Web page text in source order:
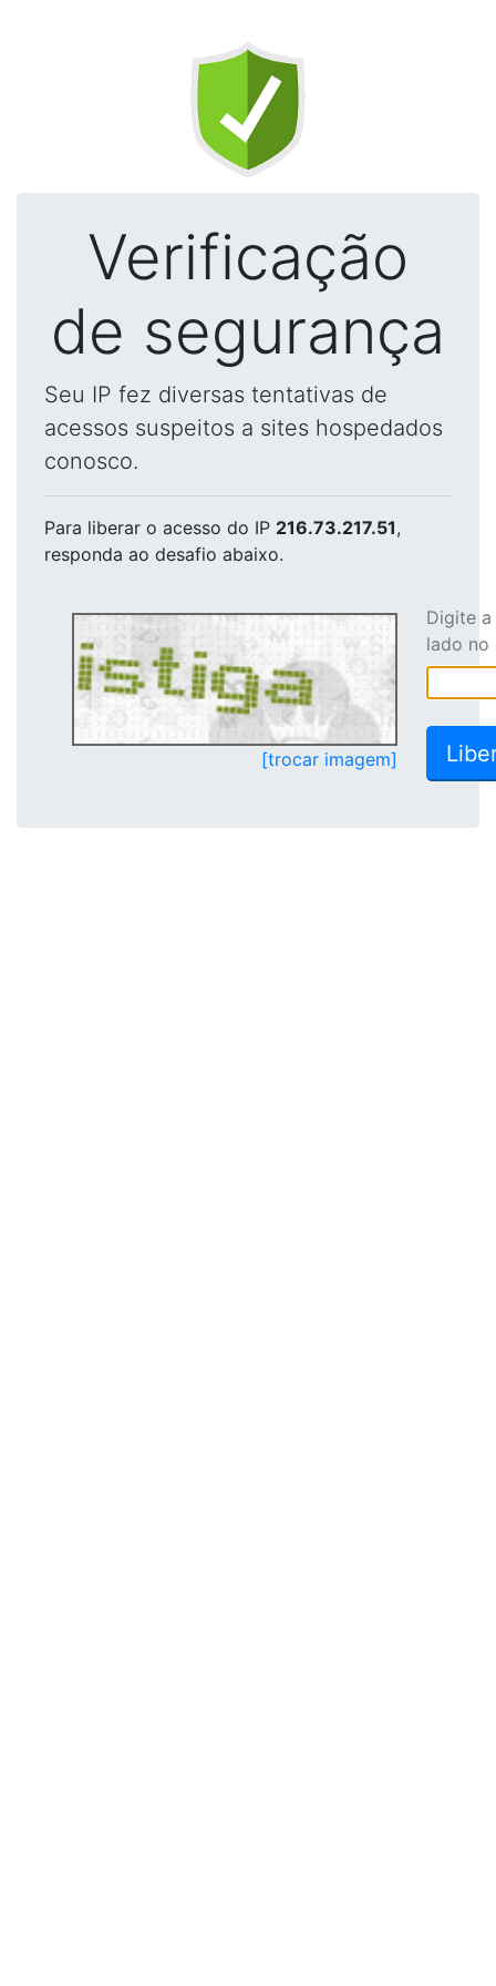
Verificação
de segurança
Seu IP fez diversas tentativas de
acessos suspeitos a sites hospedados
conosco.
Para liberar o acesso do IP 216.73.217.51,
responda ao desafio abaixo.
[trocar imagem]
Digite
lado no